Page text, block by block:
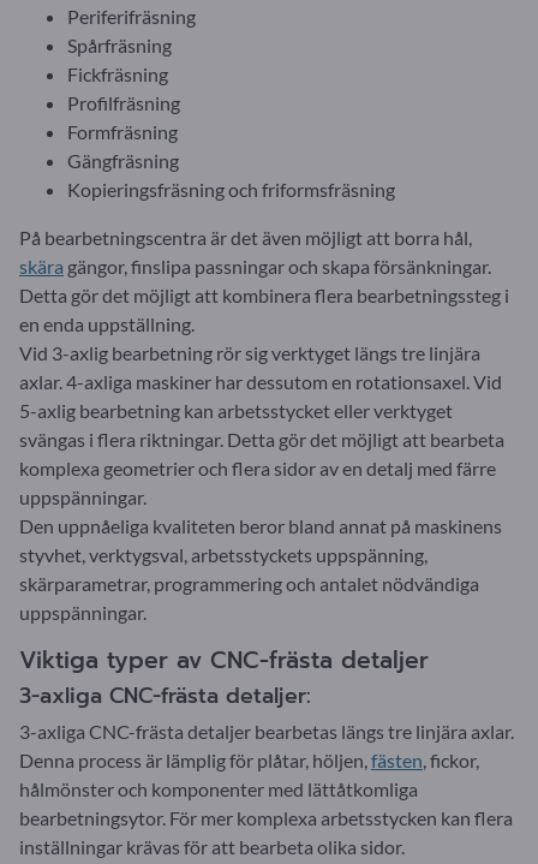
Periferifräsning
Spårfräsning
Fickfräsning
Profilfräsning
Formfräsning
Gängfräsning
Kopieringsfräsning och friformsfräsning
På bearbetningscentra är det även möjligt att borra hål,
skära gängor, finslipa passningar och skapa försänkningar.
Detta gör det möjligt att kombinera flera bearbetningssteg i
en enda uppställning.
Vid 3-axlig bearbetning rör sig verktyget längs tre linjära
axlar. 4-axliga maskiner har dessutom en rotationsaxel. Vid
5-axlig bearbetning kan arbetsstycket eller verktyget
svängas i flera riktningar. Detta gör det möjligt att bearbeta
komplexa geometrier och flera sidor av en detalj med färre
uppspänningar.
Den uppnåeliga kvaliteten beror bland annat på maskinens
styvhet, verktygsval, arbetsstyckets uppspänning,
skärparametrar, programmering och antalet nödvändiga
uppspänningar.
Viktiga typer av CNC-frästa detaljer
3-axliga CNC-frästa detaljer:
3-axliga CNC-frästa detaljer bearbetas längs tre linjära axlar.
Denna process är lämplig för plåtar, höljen, fästen , fickor,
hålmönster och komponenter med lättåtkomliga
bearbetningsytor. För mer komplexa arbetsstycken kan flera
inställningar krävas för att bearbeta olika sidor.